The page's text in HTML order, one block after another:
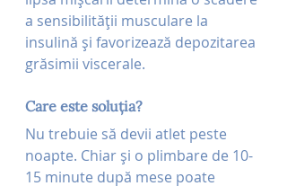
a sensibilității musculare la
insulină și favorizează depozitarea
grăsimii viscerale.
Care este soluția?
Nu trebuie să devii atlet peste
noapte. Chiar și o plimbare de 10-
15 minute după mese poate